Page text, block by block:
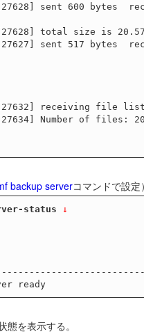
backup serverコマンドで設
status ↓
を表示する。